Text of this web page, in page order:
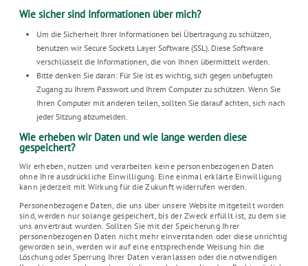
Wie sicher sind Informationen über mich?
Um die Sicherheit Ihrer Informationen bei Übertragung zu schützen,
benutzen wir Secure Sockets Layer Software (SSL). Diese Software
verschlüsselt die Informationen, die von Ihnen übermittelt werden.
Bitte denken Sie daran: Für Sie ist es wichtig, sich gegen unbefugten
Zugang zu Ihrem Passwort und Ihrem Computer zu schützen. Wenn Sie
Ihren Computer mit anderen teilen, sollten Sie darauf achten, sich nach
jeder Sitzung abzumelden.
Wie erheben wir Daten und wie lange werden diese
gespeichert?
Wir erheben, nutzen und verarbeiten keine personenbezogenen Daten
ohne Ihre ausdrückliche Einwilligung. Eine einmal erklärte Einwilligung
kann jederzeit mit Wirkung für die Zukunft widerrufen werden.
Personenbezogene Daten, die uns über unsere Website mitgeteilt worden
sind, werden nur solange gespeichert, bis der Zweck erfüllt ist, zu dem sie
uns anvertraut wurden. Sollten Sie mit der Speicherung Ihrer
personenbezogenen Daten nicht mehr einverstanden oder diese unrichtig
geworden sein, werden wir auf eine entsprechende Weisung hin die
Löschung oder Sperrung Ihrer Daten veranlassen oder die notwendigen